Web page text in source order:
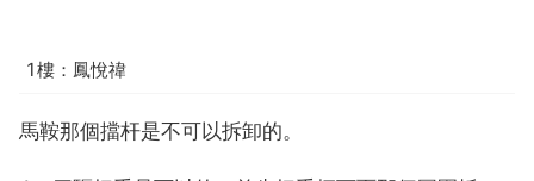
1樓：鳳悅禕
馬鞍那個擋杆是不可以拆卸的。